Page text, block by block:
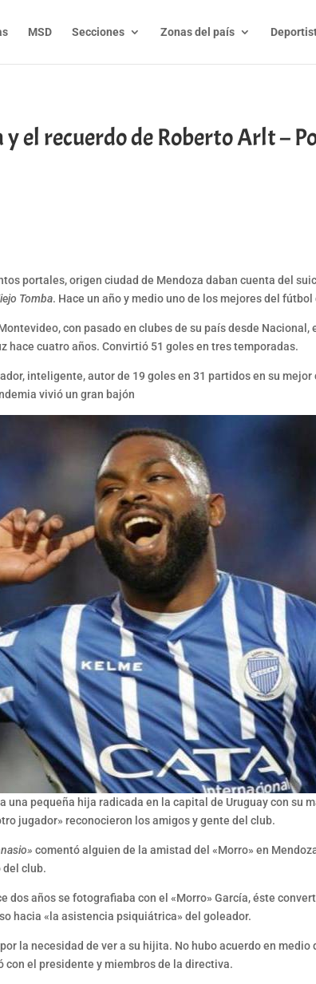
MSD Secciones Zonas del país
el recuerdo de Roberto Arlt –
portales, origen ciudad de Mendoza daban cuenta del
Tomba. Hace un año y medio uno de los mejores del fútbol
con pasado en clubes de su país desde
hace cuatro años. Convirtió 51 goles en tres temporadas.
inteligente, autor de 19 goles en 31 partidos en su
vivió un gran bajón
pequeña hija radicada en la capital de Uruguay con su
jugador» reconocieron los amigos y gente del club.
comentó alguien de la amistad del «Morro» en
del club.
dos años se fotografiaba con el «Morro» García, éste
hacia «la asistencia psiquiátrica» del goleador.
la necesidad de ver a su hijita. No hubo acuerdo en
el presidente y miembros de la directiva.